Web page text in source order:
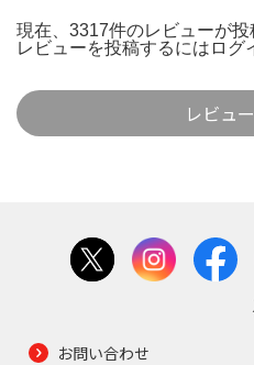
現在、3317件のレビューが投
レビューを投稿するには ログ
レビュ
お問い合わせ